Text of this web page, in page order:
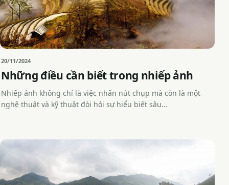
20/11/2024
Những điều cần biết trong nhiếp ảnh
Nhiếp ảnh không chỉ là việc nhấn nút chụp mà còn là một
nghệ thuật và kỹ thuật đòi hỏi sự hiểu biết sâu…